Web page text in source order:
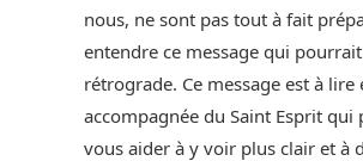
nous, ne sont pas tout à fait
entendre ce message qui
rétrograde. Ce message est à lire
accompagnée du Saint Esprit qui
vous aider à y voir plus clair et à